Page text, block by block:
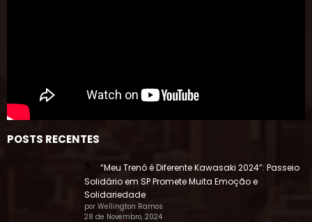
POSTS RECENTES
“Meu Trenó é Diferente Kawasaki 2024”: Passeio
Solidário em SP Promete Muita Emoção e
Solidariedade
por Wellington Ramos
28 de Novembro, 2024